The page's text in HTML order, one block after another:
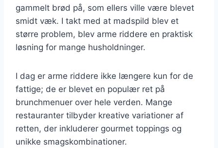
gammelt brød på, som ellers ville være blevet
smidt væk. I takt med at madspild blev et
større problem, blev arme riddere en praktisk
løsning for mange husholdninger.
I dag er arme riddere ikke længere kun for de
fattige; de er blevet en populær ret på
brunchmenuer over hele verden. Mange
restauranter tilbyder kreative variationer af
retten, der inkluderer gourmet toppings og
unikke smagskombinationer.